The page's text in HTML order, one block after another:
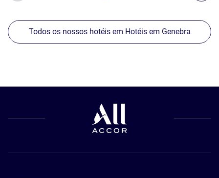
Todos os nossos hotéis em Hotéis em Genebra